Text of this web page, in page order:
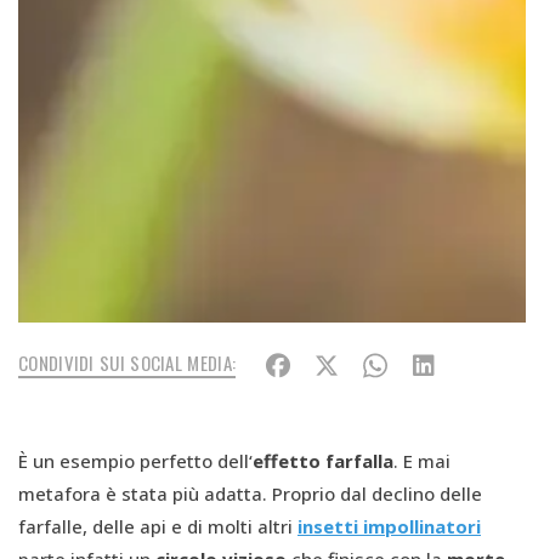
CONDIVIDI SUI SOCIAL MEDIA:
È un esempio perfetto dell‘effetto farfalla. E mai
metafora è stata più adatta. Proprio dal declino delle
farfalle, delle api e di molti altri insetti impollinatori